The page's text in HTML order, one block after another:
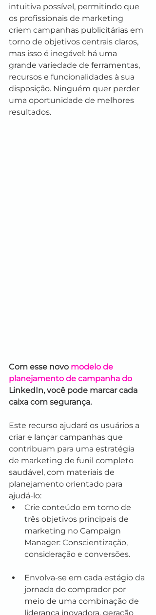
intuitiva possível, permitindo que
os profissionais de marketing
criem campanhas publicitárias em
torno de objetivos centrais claros,
mas isso é inegável: há uma
grande variedade de ferramentas,
recursos e funcionalidades à sua
disposição. Ninguém quer perder
uma oportunidade de melhores
resultados.
Com esse novo modelo de
planejamento de campanha do
LinkedIn, você pode marcar cada
caixa com segurança.
Este recurso ajudará os usuários a
criar e lançar campanhas que
contribuam para uma estratégia
de marketing de funil completo
saudável, com materiais de
planejamento orientado para
ajudá-lo:
Crie conteúdo em torno de
três objetivos principais de
marketing no Campaign
Manager: Conscientização,
consideração e conversões.
Envolva-se em cada estágio da
jornada do comprador por
meio de uma combinação de
liderança inovadora, geração